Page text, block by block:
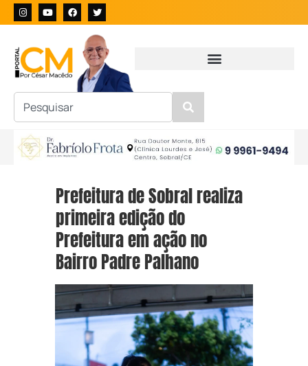
Prefeitura de Sobral realiza
primeira edição do
Prefeitura em ação no
Bairro Padre Palhano